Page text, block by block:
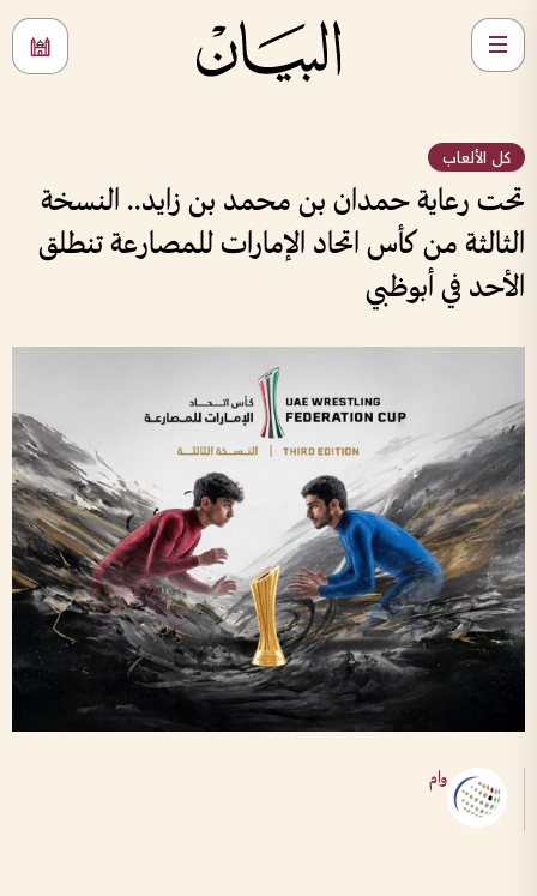
كل الألعاب
تحت رعاية حمدان بن محمد بن زايد.. النسخة
الثالثة من كأس اتحاد الإمارات للمصارعة تنطلق
الأحد في أبوظبي
وام